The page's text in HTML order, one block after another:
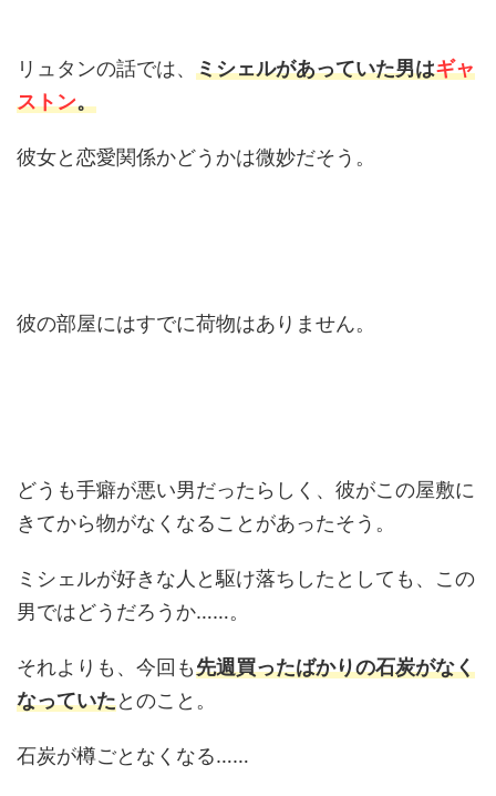
リュタンの話では、 ミシェルがあっていた男はギャ
ストン。
彼女と恋愛関係かどうかは微妙だそう。
彼の部屋にはすでに荷物はありません。
どうも手癖が悪い男だったらしく、彼がこの屋敷に
きてから物がなくなることがあったそう。
ミシェルが好きな人と駆け落ちしたとしても、この
男ではどうだろうか……。
それよりも、今回も先週買ったばかりの石炭がなく
なっていたとのこと。
石炭が樽ごとなくなる……